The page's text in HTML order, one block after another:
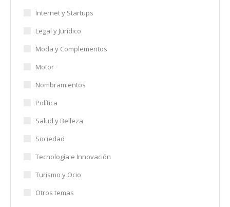
Internet y Startups
Legal y Jurídico
Moda y Complementos
Motor
Nombramientos
Política
Salud y Belleza
Sociedad
Tecnología e Innovación
Turismo y Ocio
Otros temas